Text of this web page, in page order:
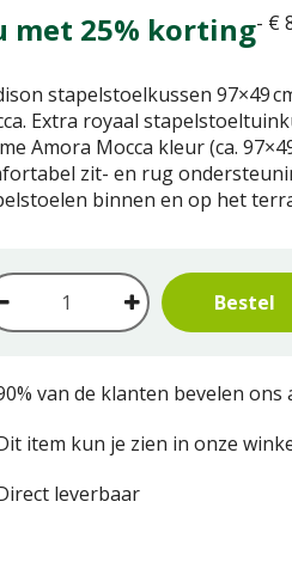
met 25% korting- €
stapelstoelkussen 97×49
Extra royaal
Amora Mocca kleur (ca.
zit- en rug
binnen en op het
van de klanten bevelen ons
item kun je zien in onze
leverbaar